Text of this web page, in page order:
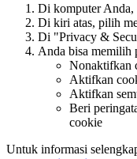
Di komputer Anda,
Di kiri atas, pilih
Di "Privacy &
Anda bisa memilih
Nonaktifkan
Aktifkan
Aktifkan
Beri
cookie
Untuk informasi